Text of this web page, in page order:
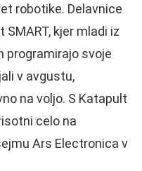
robotike. Delavnice
kjer mladi iz
programirajo svoje
v avgustu,
na voljo. S Katapult
celo na
Ars Electronica v